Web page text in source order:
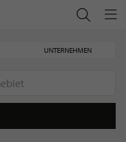
UNTERNEHMEN